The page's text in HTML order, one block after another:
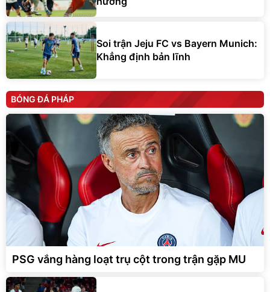
Soi trận Jeju FC vs Bayern Munich:
Khẳng định bản lĩnh
BÓNG ĐÁ PHÁP
PSG vắng hàng loạt trụ cột trong trận gặp MU